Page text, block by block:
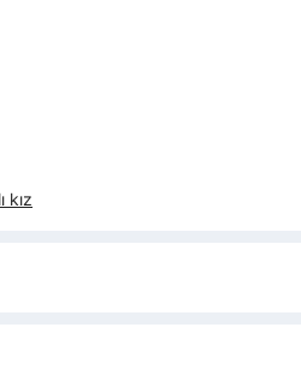
kız